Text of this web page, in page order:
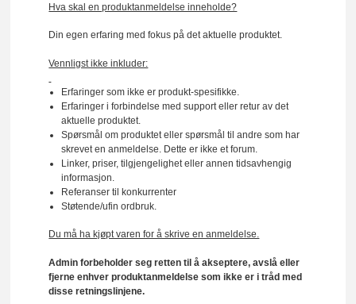
Hva skal en produktanmeldelse inneholde?
Din egen erfaring med fokus på det aktuelle produktet.
Vennligst ikke inkluder:
Erfaringer som ikke er produkt-spesifikke.
Erfaringer i forbindelse med support eller retur av det
aktuelle produktet.
Spørsmål om produktet eller spørsmål til andre som har
skrevet en anmeldelse. Dette er ikke et forum.
Linker, priser, tilgjengelighet eller annen tidsavhengig
informasjon.
Referanser til konkurrenter
Støtende/ufin ordbruk.
Du må ha kjøpt varen for å skrive en anmeldelse.
Admin forbeholder seg retten til å akseptere, avslå eller
fjerne enhver produktanmeldelse som ikke er i tråd med
disse retningslinjene.